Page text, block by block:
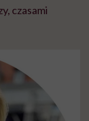
czasami